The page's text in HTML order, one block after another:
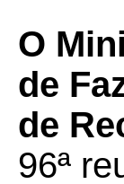
O
de
de
96ª